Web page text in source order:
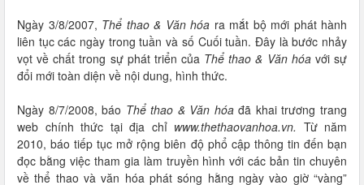
Ngày 3/8/2007, Thể thao & Văn hóa ra mắt bộ mới phát hành
liên tục các ngày trong tuần và số Cuối tuần. Đây là bước nhảy
vọt về chất trong sự phát triển của Thể thao & Văn hóavới sự
đổi mới toàn diện về nội dung, hình thức.
Ngày 8/7/2008, báo Thể thao & Văn hóađã khai trương trang
web chính thức tại địa chỉ www.thethaovanhoa.vn. Từ năm
2010, báo tiếp tục mở rộng biên độ phổ cập thông tin đến bạn
đọc bằng việc tham gia làm truyền hình với các bản tin chuyên
về thể thao và văn hóa phát sóng hằng ngày vào giờ “vàng”